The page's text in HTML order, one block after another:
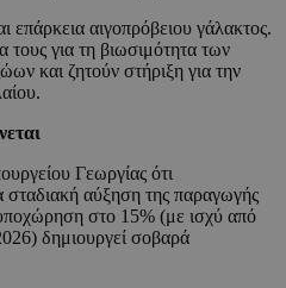
επάρκεια αιγοπρόβειου γάλακτος.
τους για τη βιωσιμότητα των
και ζητούν στήριξη για την
Γεωργίας ότι
σταδιακή αύξηση της παραγωγής
στο 15% (με ισχύ από
δημιουργεί σοβαρά